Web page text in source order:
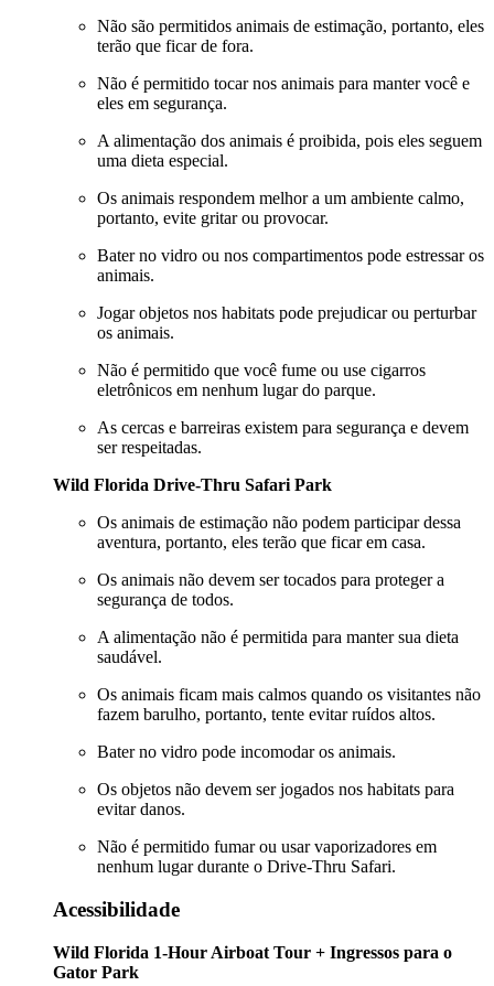
Não são permitidos animais de estimação, portanto, eles
terão que ficar de fora.
Não é permitido tocar nos animais para manter você e
eles em segurança.
A alimentação dos animais é proibida, pois eles seguem
uma dieta especial.
Os animais respondem melhor a um ambiente calmo,
portanto, evite gritar ou provocar.
Bater no vidro ou nos compartimentos pode estressar os
animais.
Jogar objetos nos habitats pode prejudicar ou perturbar
os animais.
Não é permitido que você fume ou use cigarros
eletrônicos em nenhum lugar do parque.
As cercas e barreiras existem para segurança e devem
ser respeitadas.
Wild Florida Drive-Thru Safari Park
Os animais de estimação não podem participar dessa
aventura, portanto, eles terão que ficar em casa.
Os animais não devem ser tocados para proteger a
segurança de todos.
A alimentação não é permitida para manter sua dieta
saudável.
Os animais ficam mais calmos quando os visitantes não
fazem barulho, portanto, tente evitar ruídos altos.
Bater no vidro pode incomodar os animais.
Os objetos não devem ser jogados nos habitats para
evitar danos.
Não é permitido fumar ou usar vaporizadores em
nenhum lugar durante o Drive-Thru Safari.
Acessibilidade
Wild Florida 1-Hour Airboat Tour + Ingressos para o
Gator Park